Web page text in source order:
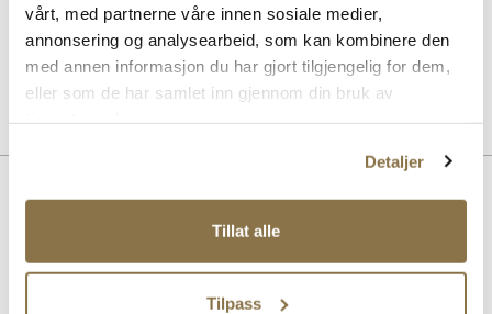
vårt, med partnerne våre innen sosiale medier,
annonsering og analysearbeid, som kan kombinere den
med annen informasjon du har gjort tilgjengelig for dem,
eller som de har samlet inn gjennom din bruk av
Detaljer
Tillat alle
Tilpass
kan brukes året rundt. Undersiden består av støpt polyuretan, med
gelenk-innleggstøtte i fleksibel nylon.
Art. nr.97398012
Lignende produkter